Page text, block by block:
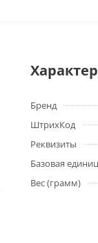
Бренд
ШтрихКод
Реквизиты
Базовая
Вес (грамм)